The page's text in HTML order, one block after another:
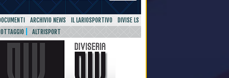
ARCHIVIO NEWS IL LARIOSPORTIVO
DIVISE LS
ALTRISPORT